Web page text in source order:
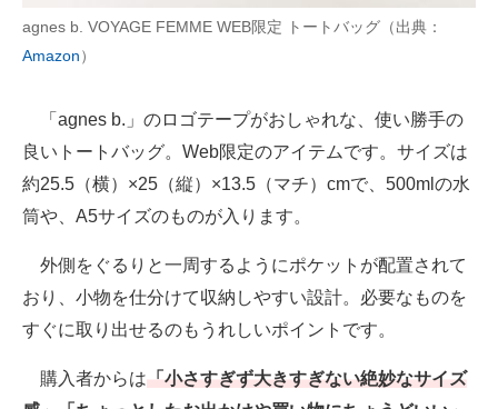
agnes b. VOYAGE FEMME WEB限定 トートバッグ（出典：
Amazon）
「agnes b.」のロゴテープがおしゃれな、使い勝手の
良いトートバッグ。Web限定のアイテムです。サイズは
約25.5（横）×25（縦）×13.5（マチ）cmで、500mlの水
筒や、A5サイズのものが入ります。
外側をぐるりと一周するようにポケットが配置されて
おり、小物を仕分けて収納しやすい設計。必要なものを
すぐに取り出せるのもうれしいポイントです。
購入者からは「小さすぎず大きすぎない絶妙なサイズ